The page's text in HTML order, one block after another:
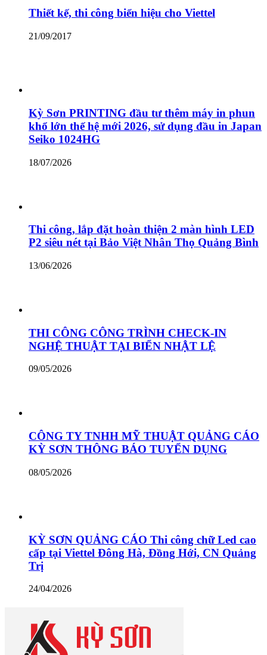
Thiết kế, thi công biển hiệu cho Viettel
21/09/2017
Kỳ Sơn PRINTING đầu tư thêm máy in phun
khổ lớn thế hệ mới 2026, sử dụng đầu in Japan
Seiko 1024HG
18/07/2026
Thi công, lắp đặt hoàn thiện 2 màn hình LED
P2 siêu nét tại Bảo Việt Nhân Thọ Quảng Bình
13/06/2026
THI CÔNG CÔNG TRÌNH CHECK-IN
NGHỆ THUẬT TẠI BIỂN NHẬT LỆ
09/05/2026
CÔNG TY TNHH MỸ THUẬT QUẢNG CÁO
KỲ SƠN THÔNG BÁO TUYỂN DỤNG
08/05/2026
KỲ SƠN QUẢNG CÁO Thi công chữ Led cao
cấp tại Viettel Đông Hà, Đồng Hới, CN Quảng
Trị
24/04/2026